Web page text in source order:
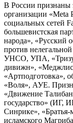
В России признаны
организации «Meta
социальных сетей
большевистская
народа», «Русский
против
УНСО, УПА,
дивижн», «Меджлис
«Артподготовка»,
«Воля», АУЕ.
«Движение
государство» (ИГ,
Синрике», «Братья-
исламского